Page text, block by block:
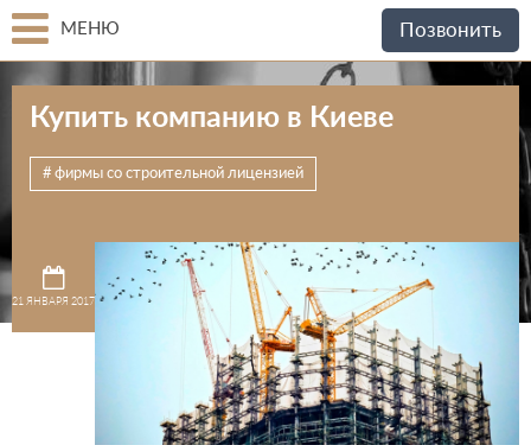
МЕНЮ Позвонить
Купить компанию в Киеве
фирмы со строительной лицензией
21 ЯНВАРЯ 2017